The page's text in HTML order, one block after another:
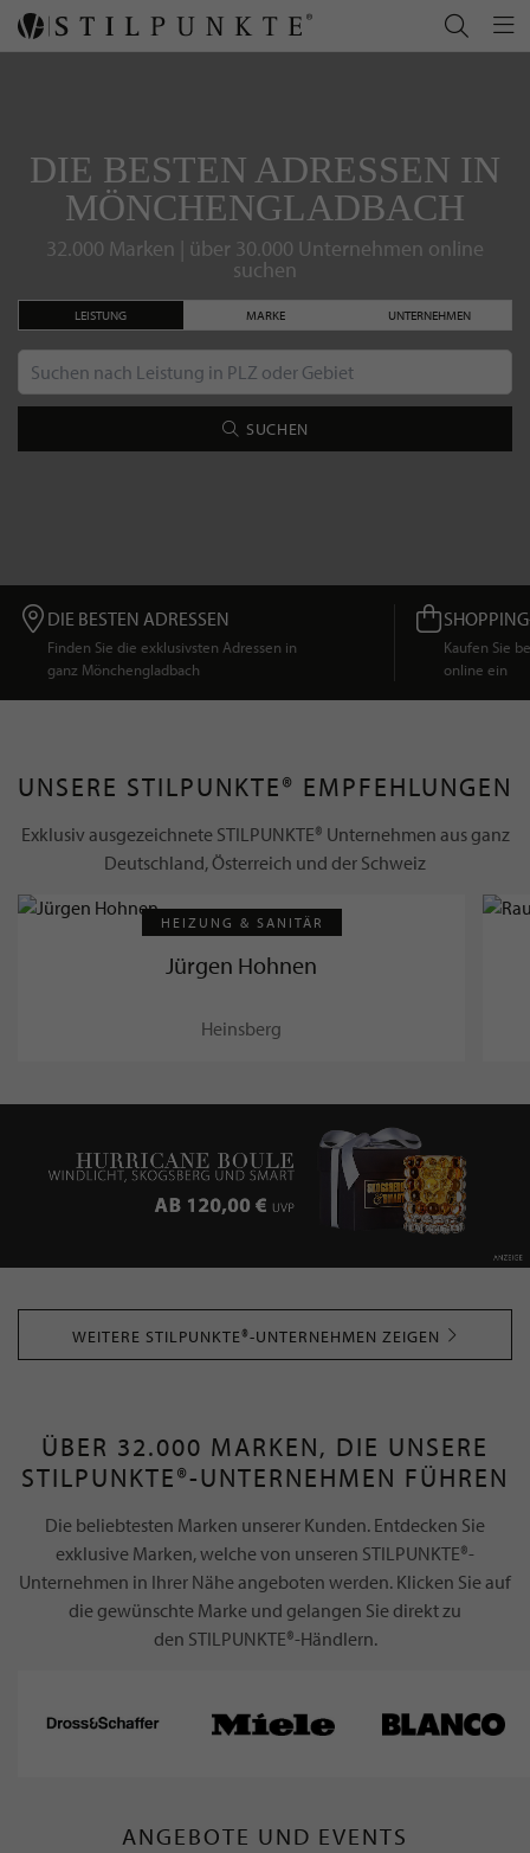
DIE BESTEN ADRESSEN IN
MÖNCHENGLADBACH
32.000 Marken | über 30.000 Unternehmen online
suchen
LEISTUNG MARKE UNTERNEHMEN
SUCHEN
DIE BESTEN ADRESSEN
Finden Sie die exklusivsten Adressen in
ganz Mönchengladbach
Kaufen Sie
online ein
UNSERE STILPUNKTE® EMPFEHLUNGEN
Exklusiv ausgezeichnete STILPUNKTE® Unternehmen aus ganz
Deutschland, Österreich und der Schweiz
HEIZUNG & SANITÄR
Jürgen Hohnen
Heinsberg
WEITERE STILPUNKTE®-UNTERNEHMEN ZEIGEN
ÜBER 32.000 MARKEN, DIE UNSERE
STILPUNKTE®-UNTERNEHMEN FÜHREN
Die beliebtesten Marken unserer Kunden. Entdecken Sie
exklusive Marken, welche von unseren STILPUNKTE®-
Unternehmen in Ihrer Nähe angeboten werden. Klicken Sie auf
die gewünschte Marke und gelangen Sie direkt zu
den STILPUNKTE®-Händlern.
ANGEBOTE UND EVENTS